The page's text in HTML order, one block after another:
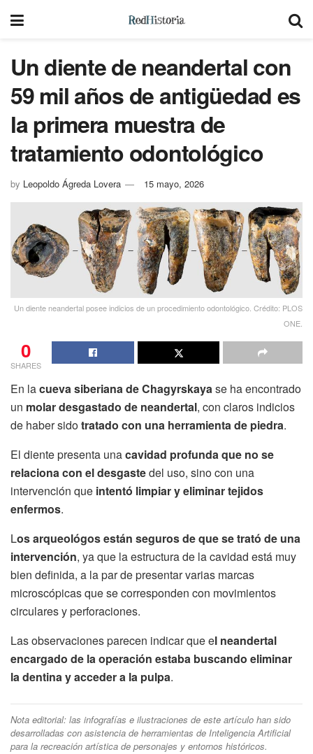
Un diente de neandertal con
59 mil años de antigüedad es
la primera muestra de
tratamiento odontológico
by Leopoldo Ágreda Lovera 15 mayo, 2026
Un diente neandertal posee indicios de un procedimiento odontológico. Crédito: PLOS
ONE.
0
SHARES
En lacueva siberiana de Chagyrskayase ha encontrado
un molar desgastado de neandertal, con claros indicios
de haber sidotratado con una herramienta de piedra.
El diente presenta unacavidad profunda que no se
relaciona con el desgastedel uso, sino con una
intervención que intentó limpiar y eliminar tejidos
enfermos.
Los arqueológos están seguros de que se trató de una
intervención, ya que la estructura de la cavidad está muy
bien definida, a la par de presentar varias marcas
microscópicas que se corresponden con movimientos
circulares y perforaciones.
Las observaciones parecen indicar que el neandertal
encargado de la operación estaba buscando eliminar
la dentina y acceder a la pulpa.
Nota editorial: las infografías e ilustraciones de este artículo han sido
desarrolladas con asistencia de herramientas de Inteligencia Artificial
para la recreación artística de personajes y entornos históricos.